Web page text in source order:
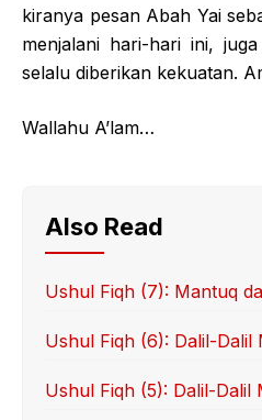
kiranya pesan Abah Yai
menjalani hari-hari ini,
selalu diberikan kekuatan.
Wallahu A’lam…
Also Read
Ushul Fiqh (7): Mantuq
Ushul Fiqh (6): Dalil-Dalil
Ushul Fiqh (5): Dalil-Dalil